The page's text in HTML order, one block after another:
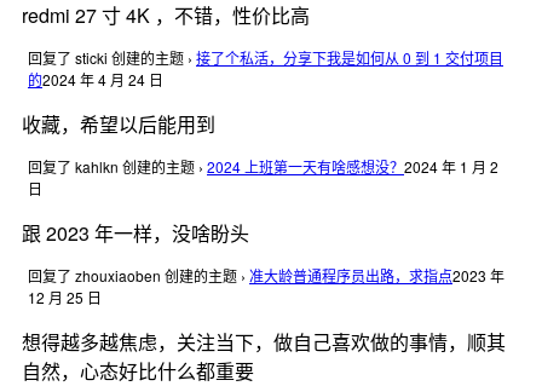
redmi 27 寸 4K ，不错，性价比高
回复了 sticki 创建的主题 › 接了个私活，分享下我是如何从 0 到 1 交付项目
的2024 年 4 月 24 日
收藏，希望以后能用到
回复了 kahlkn 创建的主题 › 2024 上班第一天有啥感想没？ 2024 年 1 月 2
日
跟 2023 年一样，没啥盼头
回复了 zhouxiaoben 创建的主题 › 准大龄普通程序员出路，求指点2023 年
12 月 25 日
想得越多越焦虑，关注当下，做自己喜欢做的事情，顺其
自然，心态好比什么都重要